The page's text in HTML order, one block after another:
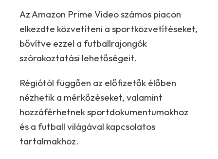
Az Amazon Prime Video számos piacon
elkezdte közvetíteni a sportközvetítéseket,
bővítve ezzel a futballrajongók
szórakoztatási lehetőségeit.
Régiótól függően az előfizetők élőben
nézhetik a mérkőzéseket, valamint
hozzáférhetnek sportdokumentumokhoz
és a futball világával kapcsolatos
tartalmakhoz.